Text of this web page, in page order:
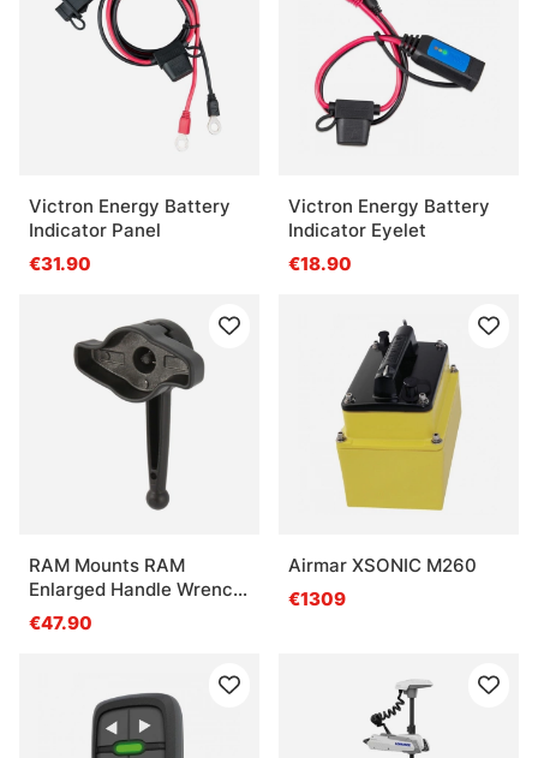
Victron Energy Battery
Indicator Panel
€31.90
Victron Energy Battery
Indicator Eyelet
€18.90
RAM Mounts RAM
Enlarged Handle Wrench
D-Size
€47.90
Airmar XSONIC M260
€1309